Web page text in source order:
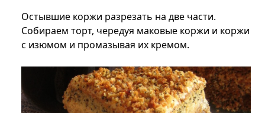
Остывшие коржи разрезать на две части.
Собираем торт, чередуя маковые коржи и коржи
с изюмом и промазывая их кремом.